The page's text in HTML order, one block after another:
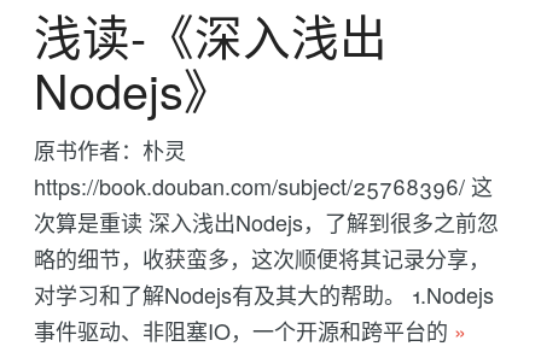
浅读-《深入浅出
Nodejs》
原书作者：朴灵
https://book.douban.com/subject/25768396/ 这
次算是重读 深入浅出Nodejs，了解到很多之前忽
略的细节，收获蛮多，这次顺便将其记录分享，
对学习和了解Nodejs有及其大的帮助。 1.Nodejs
事件驱动、非阻塞IO，一个开源和跨平台的 »